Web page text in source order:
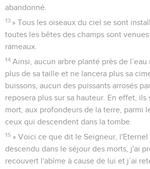
abandonné.
13 » Tous les oiseaux du ciel se sont
toutes les bêtes des champs sont
rameaux.
14 Ainsi, aucun arbre planté près de l’eau
plus de sa taille et ne lancera plus sa
buissons, aucun des puissants arrosés
reposera plus sur sa hauteur. En effet, ils
mort, aux profondeurs de la terre, parmi
ceux qui descendent dans la tombe.
15 » Voici ce que dit le Seigneur,
descendu dans le séjour des morts, j'ai
recouvert l'abîme à cause de lui et j’ai